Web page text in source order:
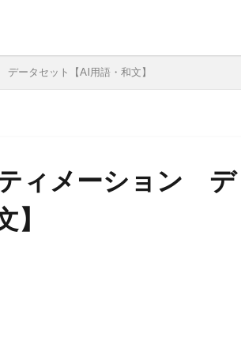
ータセット【AI用語・和文】
ィメーション デ